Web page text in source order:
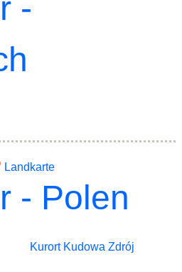
-
Landkarte
- Polen
Kurort Kudowa Zdrój